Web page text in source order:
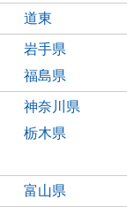
道東
岩手県
福島県
神奈川県
栃木県
富山県